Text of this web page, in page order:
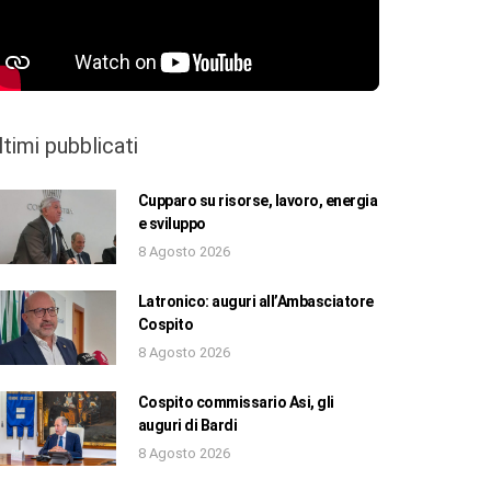
pubblicati
Cupparo su risorse, lavoro, energia
e sviluppo
8 Agosto 2026
Latronico: auguri all’Ambasciatore
Cospito
8 Agosto 2026
Cospito commissario Asi, gli
auguri di Bardi
8 Agosto 2026